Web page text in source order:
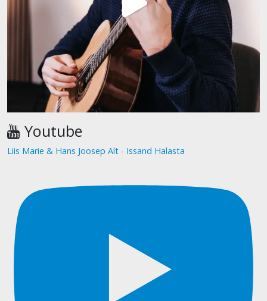
Youtube
Liis Marie & Hans Joosep Alt - Issand Halasta